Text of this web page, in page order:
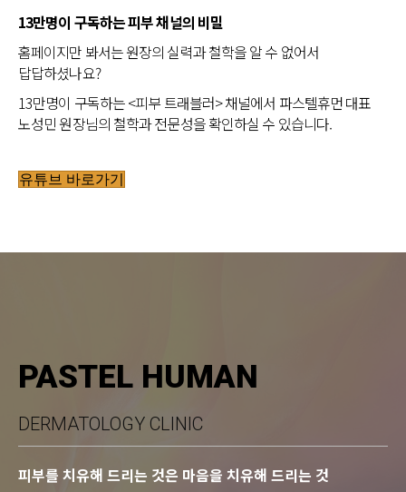
13만명이 구독하는 피부 채널의 비밀
홈페이지만 봐서는 원장의 실력과 철학을 알 수 없어서
답답하셨나요?
13만명이 구독하는 <피부 트래블러> 채널에서 파스텔휴먼 대표
노성민 원장님의 철학과 전문성을 확인하실 수 있습니다.
유튜브 바로가기
PASTEL HUMAN
DERMATOLOGY CLINIC
피부를 치유해 드리는 것은 마음을 치유해 드리는 것